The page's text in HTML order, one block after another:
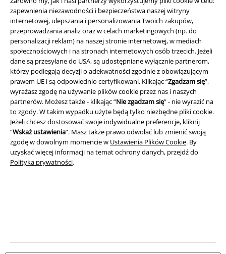
zapewnienia niezawodności i bezpieczeństwa naszej witryny
internetowej, ulepszania i personalizowania Twoich zakupów,
przeprowadzania analiz oraz w celach marketingowych (np. do
personalizacji reklam) na naszej stronie internetowej, w mediach
społecznościowych i na stronach internetowych osób trzecich. Jeżeli
dane są przesyłane do USA, są udostępniane wyłącznie partnerom,
którzy podlegają decyzji o adekwatności zgodnie z obowiązującym
prawem UE i są odpowiednio certyfikowani. Klikając “Zgadzam się”,
wyrażasz zgodę na używanie plików cookie przez nas i naszych
partnerów. Możesz także - klikając “Nie zgadzam się” - nie wyrazić na
to zgody. W takim wypadku użyte będą tylko niezbędne pliki cookie.
Jeżeli chcesz dostosować swoje indywidualne preferencje, kliknij
“Wskaż ustawienia”. Masz także prawo odwołać lub zmienić swoją
zgodę w dowolnym momencie w Ustawienia Plików Cookie. By
uzyskać więcej informacji na temat ochrony danych, przejdź do
Polityka prywatności.
Informacje prawne
Regulamin
Dane firmy
Polityka prywatności
Unieszkodliwianie odpadów i ochrona środowiska
Deklaracja Zgodności
Informacje dotyczące dostępności